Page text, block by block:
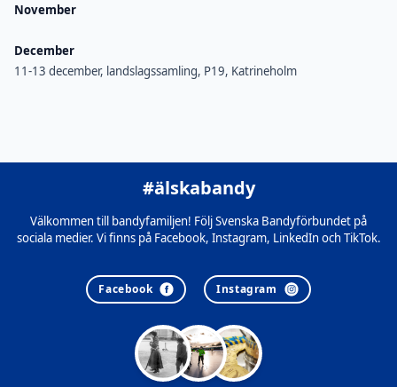
November
December
11-13 december, landslagssamling, P19, Katrineholm
#älskabandy
Välkommen till bandyfamiljen! Följ Svenska Bandyförbundet på
sociala medier. Vi finns på Facebook, Instagram, LinkedIn och TikTok.
Facebook Instagram